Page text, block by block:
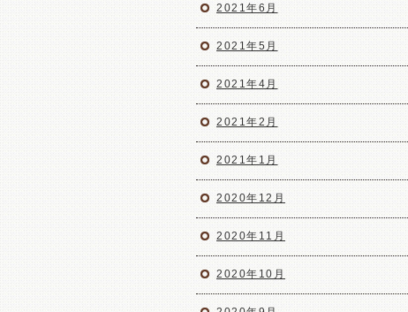
2021年6月
2021年5月
2021年4月
2021年2月
2021年1月
2020年12月
2020年11月
2020年10月